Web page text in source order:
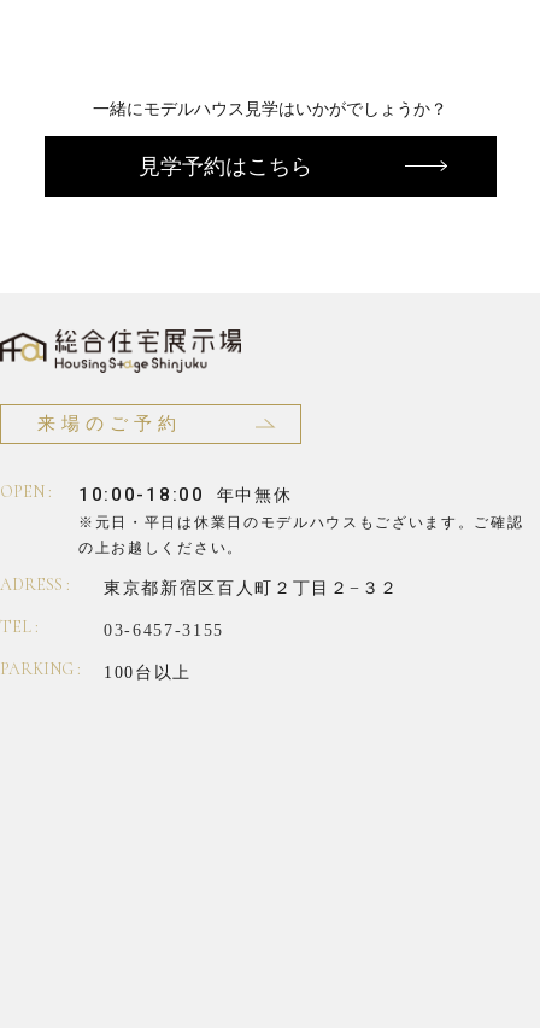
一緒にモデルハウス見学はいかがでしょうか？
見学予約はこちら
来場のご予約
OPEN : 10:00-18:00 年中無休
※元日・平日は休業日のモデルハウスもございます。
ご確認
の上お越しください。
ADRESS : 東京都新宿区百人町２丁目２−３２
TEL : 03-6457-3155
PARKING : 100台以上